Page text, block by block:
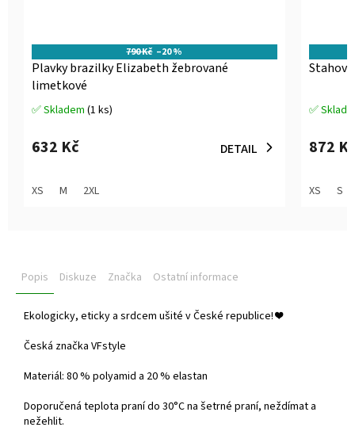
790 Kč –20 %
Plavky brazilky Elizabeth žebrované
limetkové
Průměrné
produktu
je
z
✅ Skladem (1 ks)
632 Kč DETAIL
XS M 2XL
Průměrné
produktu
je
z
✅
872
XS S
Popis Diskuze Značka Ostatní informace
Ekologicky, eticky a srdcem ušité v České republice!❤️
Česká značka VFstyle
Materiál: 80 % polyamid a 20 % elastan
Doporučená teplota praní do 30°C na šetrné praní, neždímat a
nežehlit.